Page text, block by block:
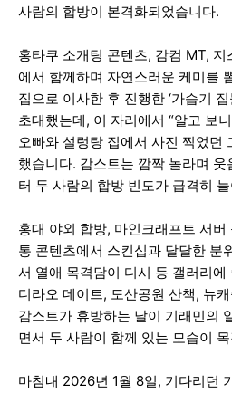
사람의 합방이 본격화되었습니다.
홍타쿠 소개팅 콘텐츠, 감컴 MT,
에서 함께하며 자연스러운 케미를
집으로 이사한 후 진행한 ‘가습기
초대했는데, 이 자리에서 “알고 보
오빠와 설렁탕 집에서 사진 찍었던
했습니다. 감스트는 깜짝 놀라며
터 두 사람의 합방 빈도가 급격히
홍대 야외 합방, 마인크래프트 서
통 콘텐츠에서 스킨십과 달달한 분
서 열애 목격담이 디시 등 갤러리에
디라오 데이트, 도산공원 산책, 뉴
감스트가 휴방하는 날이 기래민의
면서 두 사람이 함께 있는 모습이
마침내 2026년 1월 8일, 기다리던